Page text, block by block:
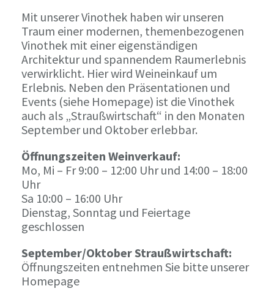
Mit unserer Vinothek haben wir unseren
Traum einer modernen, themenbezogenen
Vinothek mit einer eigenständigen
Architektur und spannendem Raumerlebnis
verwirklicht. Hier wird Weineinkauf um
Erlebnis. Neben den Präsentationen und
Events (siehe Homepage) ist die Vinothek
auch als „Straußwirtschaft“ in den Monaten
September und Oktober erlebbar.
Öffnungszeiten Weinverkauf:
Mo, Mi – Fr 9:00 – 12:00 Uhr und 14:00 – 18:00
Uhr
Sa 10:00 – 16:00 Uhr
Dienstag, Sonntag und Feiertage
geschlossen
September/Oktober Straußwirtschaft:
Öffnungszeiten entnehmen Sie bitte unserer
Homepage